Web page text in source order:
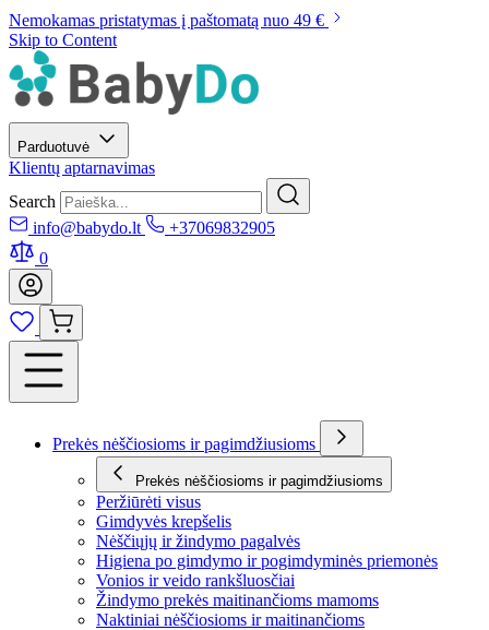
Nemokamas pristatymas į paštomatą nuo 49 €
Skip to Content
Parduotuvė
Klientų aptarnavimas
Search
info@babydo.lt
+37069832905
0
Prekės nėščiosioms ir pagimdžiusioms
Prekės nėščiosioms ir pagimdžiusioms
Peržiūrėti visus
Gimdyvės krepšelis
Nėščiųjų ir žindymo pagalvės
Higiena po gimdymo ir pogimdyminės priemonės
Vonios ir veido rankšluosčiai
Žindymo prekės maitinančioms mamoms
Naktiniai nėščiosioms ir maitinančioms